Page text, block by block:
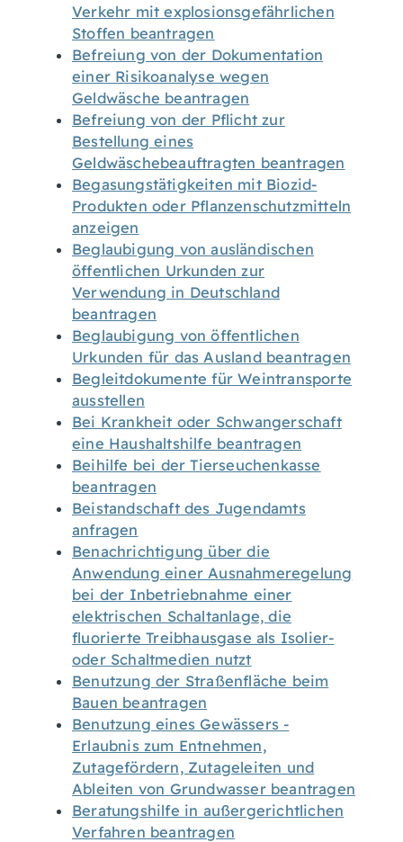
Verkehr mit explosionsgefährlichen
Stoffen beantragen
Befreiung von der Dokumentation
einer Risikoanalyse wegen
Geldwäsche beantragen
Befreiung von der Pflicht zur
Bestellung eines
Geldwäschebeauftragten beantragen
Begasungstätigkeiten mit Biozid-
Produkten oder Pflanzenschutzmitteln
anzeigen
Beglaubigung von ausländischen
öffentlichen Urkunden zur
Verwendung in Deutschland
beantragen
Beglaubigung von öffentlichen
Urkunden für das Ausland beantragen
Begleitdokumente für Weintransporte
ausstellen
Bei Krankheit oder Schwangerschaft
eine Haushaltshilfe beantragen
Beihilfe bei der Tierseuchenkasse
beantragen
Beistandschaft des Jugendamts
anfragen
Benachrichtigung über die
Anwendung einer Ausnahmeregelung
bei der Inbetriebnahme einer
elektrischen Schaltanlage, die
fluorierte Treibhausgase als Isolier-
oder Schaltmedien nutzt
Benutzung der Straßenfläche beim
Bauen beantragen
Benutzung eines Gewässers -
Erlaubnis zum Entnehmen,
Zutagefördern, Zutageleiten und
Ableiten von Grundwasser beantragen
Beratungshilfe in außergerichtlichen
Verfahren beantragen